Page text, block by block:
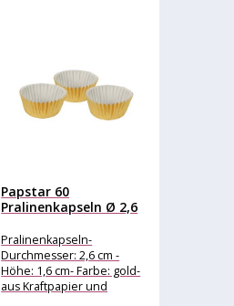
Papstar 60
Pralinenkapseln Ø 2,6
Pralinenkapseln-
Durchmesser: 2,6 cm -
Höhe: 1,6 cm- Farbe: gold-
aus Kraftpapier und